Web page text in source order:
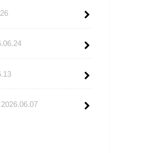
2026.06.07